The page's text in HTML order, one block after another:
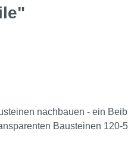
nachbauen - ein
Bausteinen